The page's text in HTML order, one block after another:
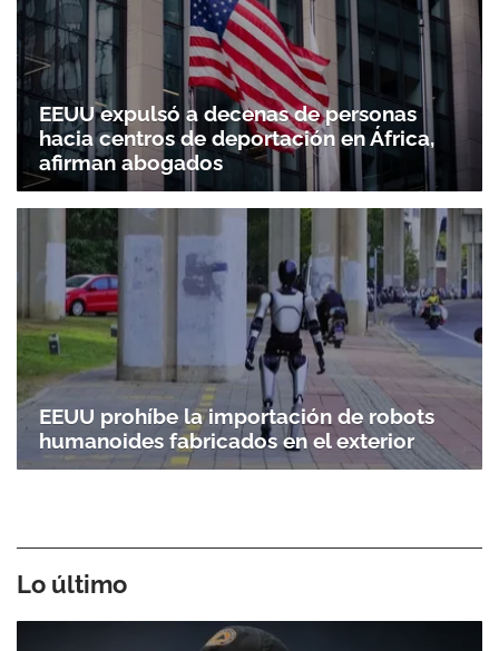
EEUU expulsó a decenas de personas
hacia centros de deportación en África,
afirman abogados
EEUU prohíbe la importación de robots
humanoides fabricados en el exterior
Lo último